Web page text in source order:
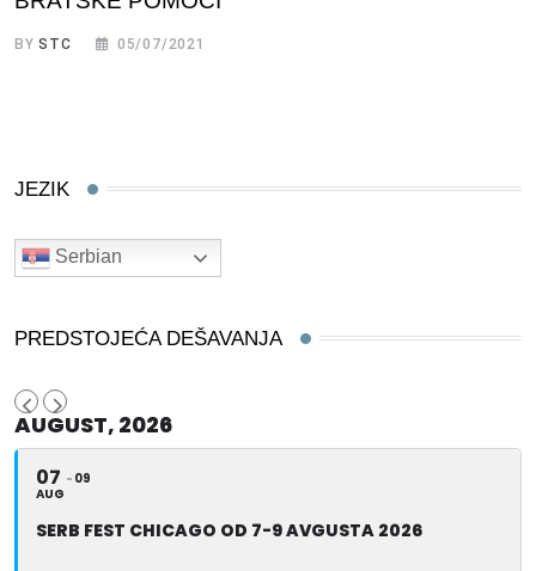
BYSTC 05/07/2021
JEZIK
Serbian
PREDSTOJEĆA DEŠAVANJA
AUGUST, 2026
07
AUG
09
SERB FEST CHICAGO OD 7-9 AVGUSTA 2026